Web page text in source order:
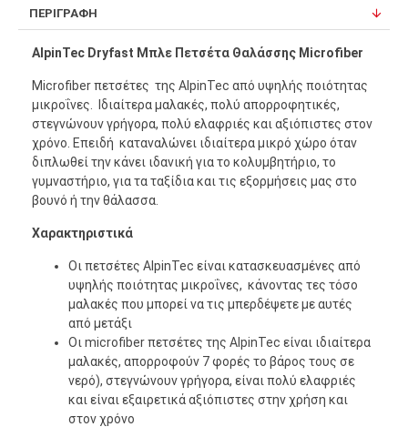
ΠΕΡΙΓΡΑΦΉ
AlpinTec Dryfast Μπλε Πετσέτα Θαλάσσης Microfiber
Microfiber πετσέτες της AlpinTec από υψηλής ποιότητας
μικροΐνες. Iδιαίτερα μαλακές, πολύ απορροφητικές,
στεγνώνουν γρήγορα, πολύ ελαφριές και αξιόπιστες στον
χρόνο. Επειδή καταναλώνει ιδιαίτερα μικρό χώρο όταν
διπλωθεί την κάνει ιδανική για το κολυμβητήριο, το
γυμναστήριο, για τα ταξίδια και τις εξορμήσεις μας στο
βουνό ή την θάλασσα.
Χαρακτηριστικά
Οι πετσέτες AlpinTec είναι κατασκευασμένες από
υψηλής ποιότητας μικροΐνες, κάνοντας τες τόσο
μαλακές που μπορεί να τις μπερδέψετε με αυτές
από μετάξι
Οι microfiber πετσέτες της AlpinTec είναι ιδιαίτερα
μαλακές, απορροφούν 7 φορές το βάρος τους σε
νερό), στεγνώνουν γρήγορα, είναι πολύ ελαφριές
και είναι εξαιρετικά αξιόπιστες στην χρήση και
στον χρόνο